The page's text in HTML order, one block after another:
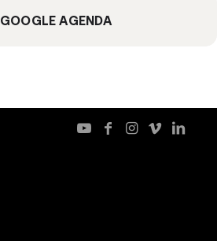
GOOGLE AGENDA